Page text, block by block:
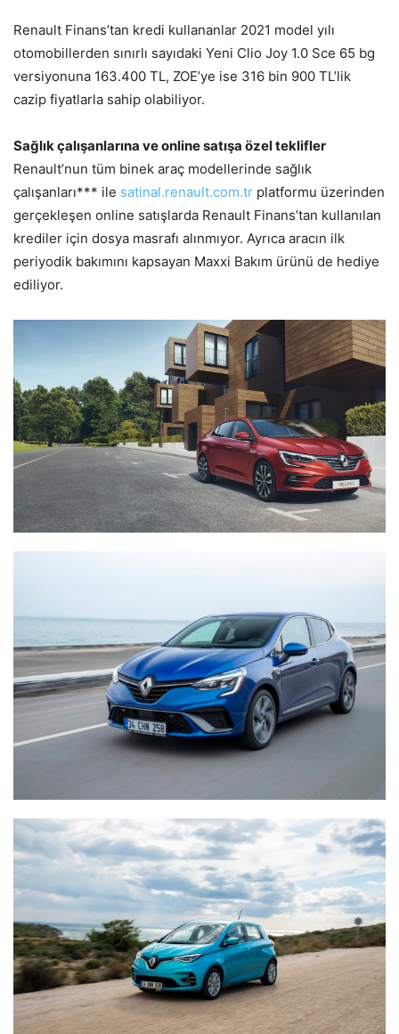
Renault Finans’tan kredi kullananlar 2021 model yılı
otomobillerden sınırlı sayıdaki Yeni Clio Joy 1.0 Sce 65 bg
versiyonuna 163.400 TL, ZOE’ye ise 316 bin 900 TL’lik
cazip fiyatlarla sahip olabiliyor.
Sağlık çalışanlarına ve online satışa özel teklifler
Renault’nun tüm binek araç modellerinde sağlık
çalışanları*** ile satinal.renault.com.tr platformu üzerinden
gerçekleşen online satışlarda Renault Finans’tan kullanılan
krediler için dosya masrafı alınmıyor. Ayrıca aracın ilk
periyodik bakımını kapsayan Maxxi Bakım ürünü de hediye
ediliyor.